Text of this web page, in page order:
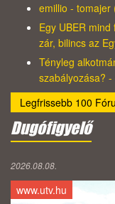
emillio - tomajer
Egy UBER
zár, bilincs az
Tényleg
szabályozása?
Legfrissebb 100
Dugófigyelő
2026.08.08.
www.utv.hu